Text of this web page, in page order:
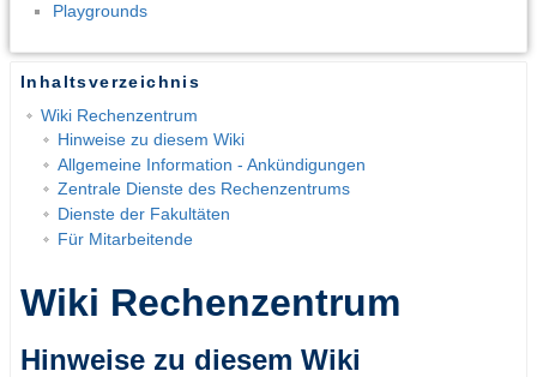
Playgrounds
Inhaltsverzeichnis
Wiki Rechenzentrum
Hinweise zu diesem Wiki
Allgemeine Information - Ankündigungen
Zentrale Dienste des Rechenzentrums
Dienste der Fakultäten
Für Mitarbeitende
Wiki Rechenzentrum
Hinweise zu diesem Wiki